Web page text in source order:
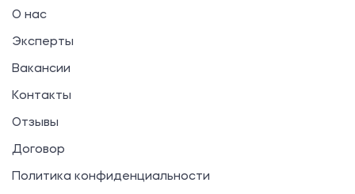
О нас
Эксперты
Вакансии
Контакты
Отзывы
Договор
Политика конфиденциальности